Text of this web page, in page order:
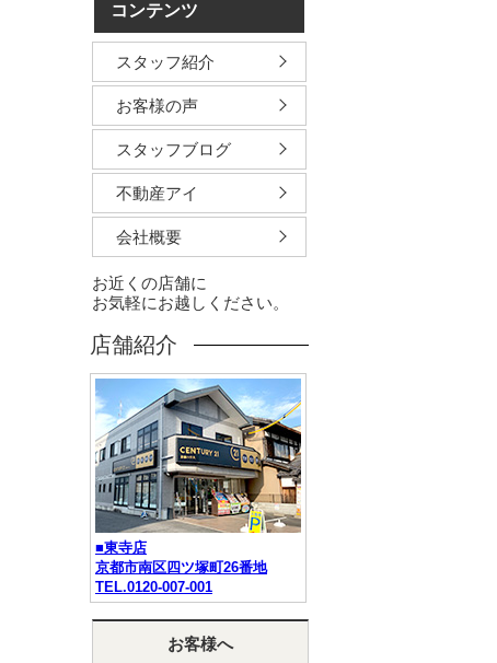
コンテンツ
スタッフ紹介
お客様の声
スタッフブログ
不動産アイ
会社概要
お近くの店舗に
お気軽にお越しください。
店舗紹介
■東寺店
京都市南区四ツ塚町26番地
TEL.0120-007-001
お客様へ